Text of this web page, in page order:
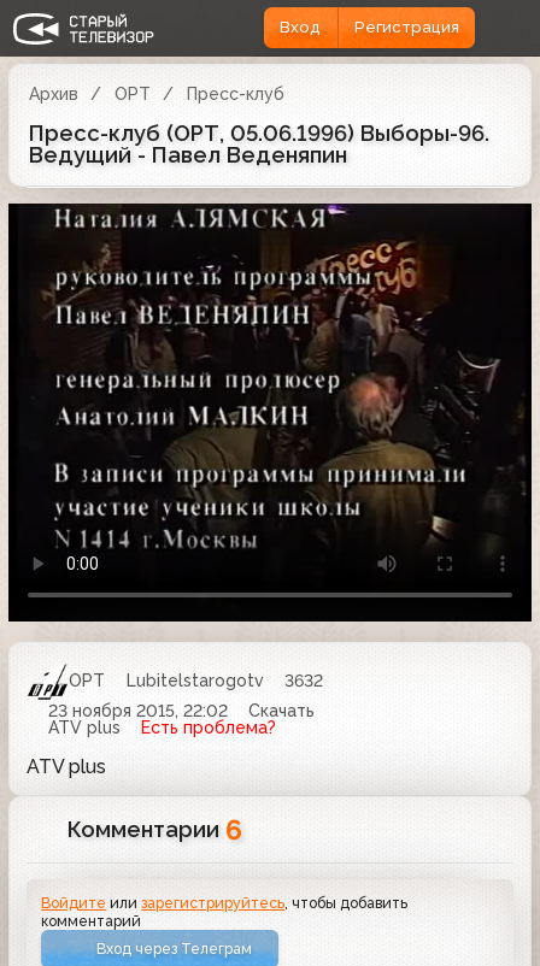
Вход Регистрация
Архив ОРТ Пресс-клуб
Пресс-клуб (ОРТ, 05.06.1996) Выборы-96.
Ведущий - Павел Веденяпин
ОРТ Lubitelstarogotv
3632
23 ноября 2015, 22:02
Скачать
ATV plus
Есть проблема?
ATV plus
Комментарии 6
Войдите илизарегистрируйтесь , чтобы добавить
комментарий
Вход через Телеграм